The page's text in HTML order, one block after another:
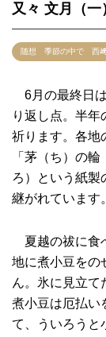
又々 文月（一
随想 季節の中で 西﨑
6月の最終日
り返し点。半
祈ります。各地
「茅（ち）の
ろ）という紙製
継がれています。
夏越の祓に食
地に煮小豆をの
ん。氷に見立て
煮小豆は厄払い
て、ういろうと